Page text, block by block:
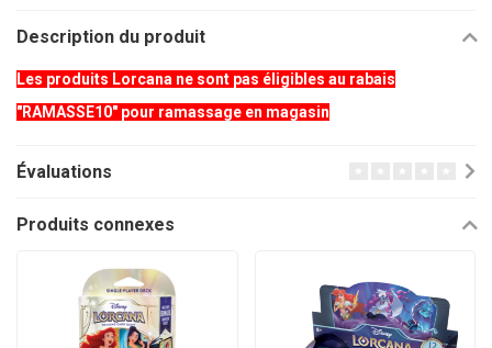
Description du produit
Les produits Lorcana ne sont pas éligibles au rabais
"RAMASSE10" pour ramassage en magasin
Évaluations
Produits connexes